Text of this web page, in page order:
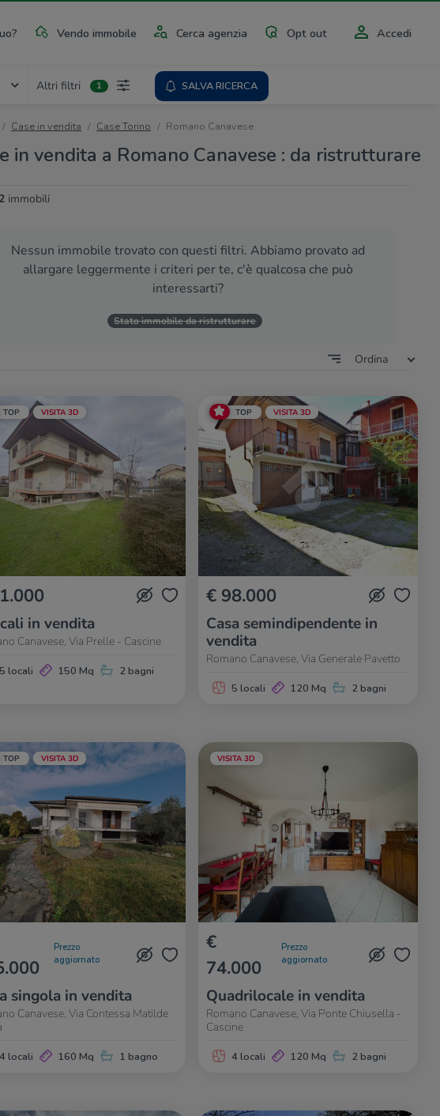
Vendo immobile Cerca agenzia Opt out Accedi
Altri filtri 1 SALVA RICERCA
Case in vendita Case Torino Romano Canavese
in vendita a Romano Canavese : da ristrutturare
immobili
Nessun immobile trovato con questi filtri. Abbiamo provato ad
allargare leggermente i criteri per te, c'è qualcosa che può
interessarti?
Stato immobile da ristrutturare
Ordina
TOP VISITA 3D
in vendita
Canavese, Via Prelle - Cascine
5 locali 150 Mq 2 bagni
TOP VISITA 3D
€ 98.000
Casa semindipendente in
vendita
Romano Canavese, Via Generale Pavetto
5 locali 120 Mq 2 bagni
TOP VISITA 3D
Prezzo
aggiornato
singola in vendita
Canavese, Via Contessa Matilde
4 locali 160 Mq 1 bagno
VISITA 3D
€
74.000
Prezzo
aggiornato
Quadrilocale in vendita
Romano Canavese, Via Ponte Chiusella -
Cascine
4 locali 120 Mq 2 bagni